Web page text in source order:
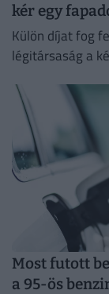
kér egy
Külön díjat fog
légitársaság a
Most futott
a 95-ös